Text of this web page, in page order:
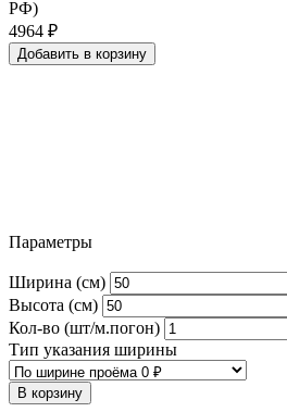
РФ)
4964 ₽
Добавить в корзину
Параметры
Ширина (см)
Высота (см)
Кол-во (шт/м.погон)
Тип указания ширины
В корзину